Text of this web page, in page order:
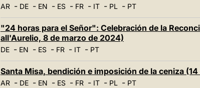
AR- DE- EN - ES- FR- IT- PL- PT
"24 horas para el Señor": Celebración de la
all'Aurelio, 8 de marzo de 2024)
DE- EN - ES- FR- IT- PT
Santa Misa, bendición e imposición de la ceniza
AR- DE- EN - ES- FR- IT- PL- PT